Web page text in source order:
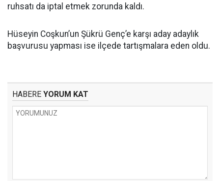
ruhsatı da iptal etmek zorunda kaldı.
Hüseyin Coşkun’un Şükrü Genç’e karşı aday adaylık
başvurusu yapması ise ilçede tartışmalara eden oldu.
HABERE YORUM KAT